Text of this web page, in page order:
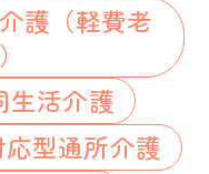
護（軽費老
生活介護
型通所介護